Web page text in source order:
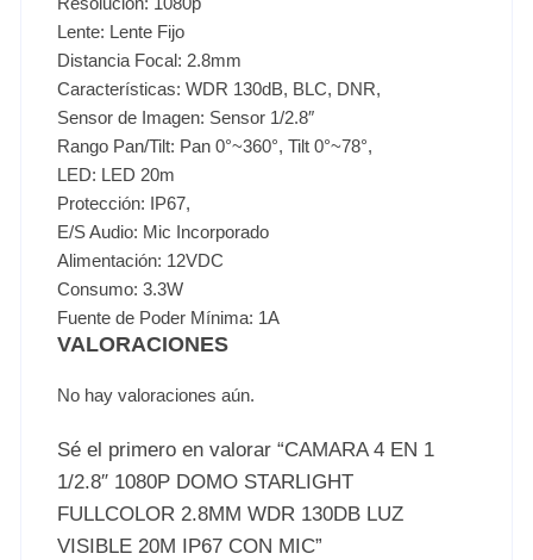
Lente: Lente Fijo
Distancia Focal: 2.8mm
Características: WDR 130dB, BLC, DNR,
Sensor de Imagen: Sensor 1/2.8″
Rango Pan/Tilt: Pan 0°~360°, Tilt 0°~78°,
LED: LED 20m
Protección: IP67,
E/S Audio: Mic Incorporado
Alimentación: 12VDC
Consumo: 3.3W
Fuente de Poder Mínima: 1A
VALORACIONES
No hay valoraciones aún.
Sé el primero en valorar “CAMARA 4 EN 1
1/2.8″ 1080P DOMO STARLIGHT
FULLCOLOR 2.8MM WDR 130DB LUZ
VISIBLE 20M IP67 CON MIC”